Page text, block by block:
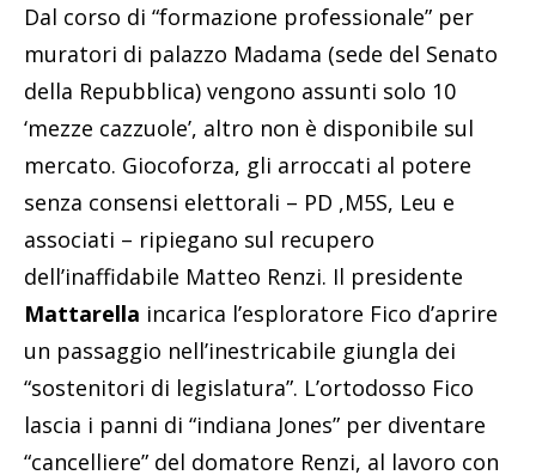
Dal corso di “formazione professionale” per
muratori di palazzo Madama (sede del Senato
della Repubblica) vengono assunti solo 10
‘mezze cazzuole’, altro non è disponibile sul
mercato. Giocoforza, gli arroccati al potere
senza consensi elettorali – PD ,M5S, Leu e
associati – ripiegano sul recupero
dell’inaffidabile Matteo Renzi. Il presidente
Mattarella incarica l’esploratore Fico d’aprire
un passaggio nell’inestricabile giungla dei
“sostenitori di legislatura”. L’ortodosso Fico
lascia i panni di “indiana Jones” per diventare
“cancelliere” del domatore Renzi, al lavoro con